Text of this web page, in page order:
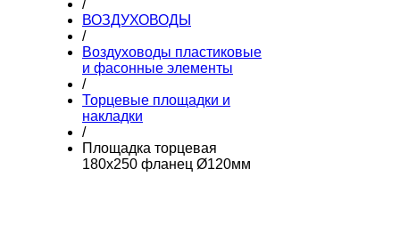
/
ВОЗДУХОВОДЫ
/
Воздуховоды пластиковые
и фасонные элементы
/
Торцевые площадки и
накладки
/
Площадка торцевая
180х250 фланец Ø120мм